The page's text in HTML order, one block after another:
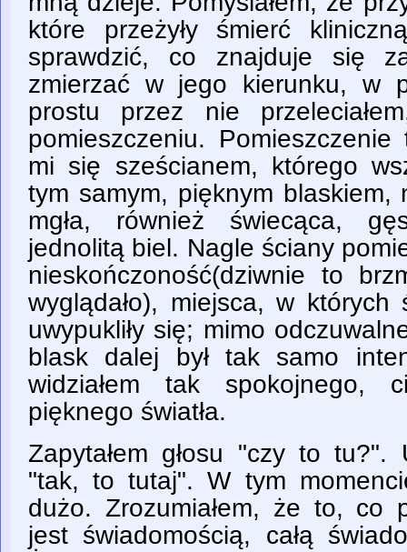
które przeżyły śmierć
sprawdzić, co znajduje się za
zmierzać w jego kierunku, w
prostu przez nie
pomieszczeniu. Pomieszczenie
mi się sześcianem, którego
tym samym, pięknym blaskiem,
mgła, również świecąca,
jednolitą biel. Nagle ściany
nieskończoność(dziwnie to
wyglądało), miejsca, w których
uwypukliły się; mimo
blask dalej był tak samo
widziałem tak spokojnego,
pięknego światła.
Zapytałem głosu "czy to tu?".
"tak, to tutaj". W tym
dużo. Zrozumiałem, że to, co
jest świadomością, całą